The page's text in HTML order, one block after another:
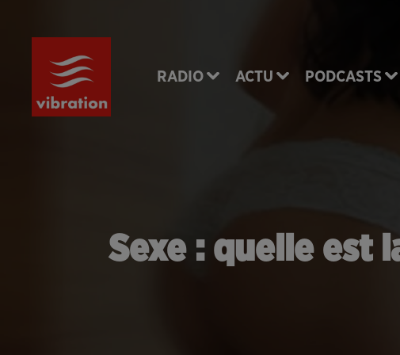
RADIO ACTU PODCASTS
Sexe : quelle est